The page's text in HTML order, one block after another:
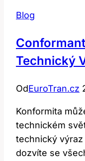
Blog
Technický
OdEuroTran.cz
Konformita
technickém
technický výraz
dozvíte se